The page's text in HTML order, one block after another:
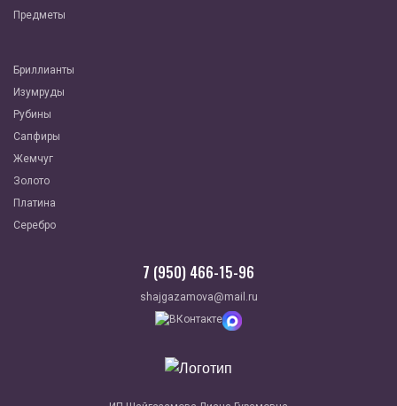
Предметы
Бриллианты
Изумруды
Рубины
Сапфиры
Жемчуг
Золото
Платина
Серебро
7 (950) 466-15-96
shajgazamova@mail.ru